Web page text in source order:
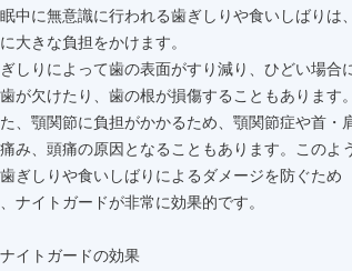
中に無意識に行われる歯ぎしりや食いしばりは、
大きな負担をかけます。
しりによって歯の表面がすり減り、ひどい場合
が欠けたり、歯の根が損傷することもあります。
た、顎関節に負担がかかるため、顎関節症や首・
み、頭痛の原因となることもあります。このよ
ぎしりや食いしばりによるダメージを防ぐため
ナイトガードが非常に効果的です。
ナイトガードの効果